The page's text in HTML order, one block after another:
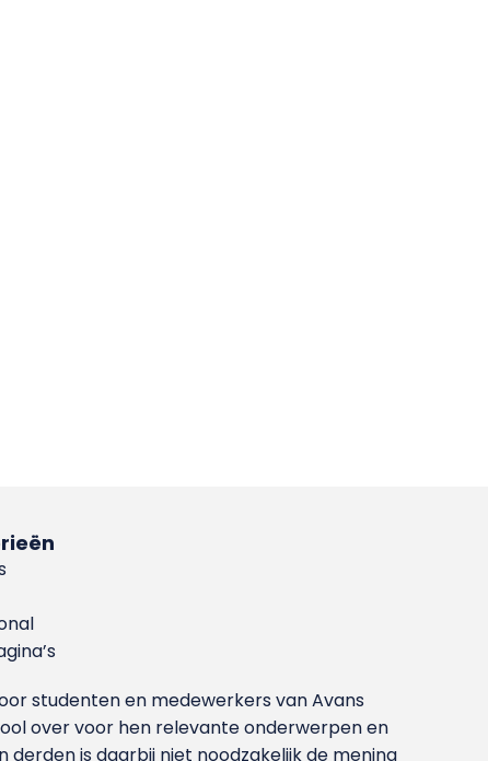
studenten en medewerkers van Avans
over voor hen relevante onderwerpen en
is daarbij niet noodzakelijk de mening